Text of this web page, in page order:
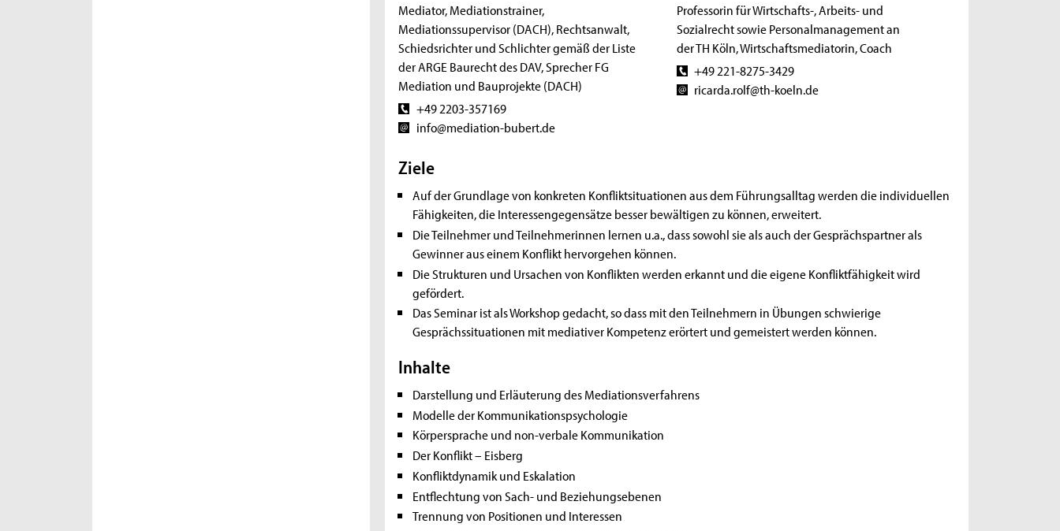
Mediator, Mediationstrainer,
Mediationssupervisor (DACH), Rechtsanwalt,
Schiedsrichter und Schlichter gemäß der Liste
der ARGE Baurecht des DAV, Sprecher FG
Mediation und Bauprojekte (DACH)
+49 2203-357169
info@mediation-bubert.de
Professorin für Wirtschafts-, Arbeits- und
Sozialrecht sowie Personalmanagement an
der TH Köln, Wirtschaftsmediatorin, Coach
+49 221-8275-3429
ricarda.rolf@th-koeln.de
Ziele
Auf der Grundlage von konkreten Konfliktsituationen aus dem Führungsalltag werden die individuellen
Fähigkeiten, die Interessengegensätze besser bewältigen zu können, erweitert.
Die Teilnehmer und Teilnehmerinnen lernen u.a., dass sowohl sie als auch der Gesprächspartner als
Gewinner aus einem Konflikt hervorgehen können.
Die Strukturen und Ursachen von Konflikten werden erkannt und die eigene Konfliktfähigkeit wird
gefördert.
Das Seminar ist als Workshop gedacht, so dass mit den Teilnehmern in Übungen schwierige
Gesprächssituationen mit mediativer Kompetenz erörtert und gemeistert werden können.
Inhalte
Darstellung und Erläuterung des Mediationsverfahrens
Modelle der Kommunikationspsychologie
Körpersprache und non-verbale Kommunikation
Der Konflikt – Eisberg
Konfliktdynamik und Eskalation
Entflechtung von Sach- und Beziehungsebenen
Trennung von Positionen und Interessen